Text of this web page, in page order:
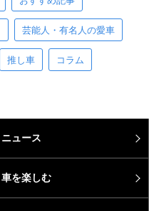
芸能人・有名人の愛車
推し車 コラム
ニュース
車を楽しむ